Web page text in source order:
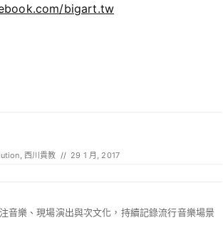
bigart.tw
, 西川貴教 // 29 1 月, 2017
音樂、現場演出與次文化，持續記錄流行音樂場景